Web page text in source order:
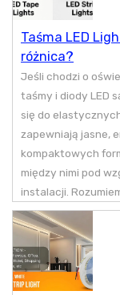
Taśma LED
różnica?
Jeśli chodzi o
taśmy i diody LED
się do
zapewniają jasne,
kompaktowych
między nimi pod
instalacji.